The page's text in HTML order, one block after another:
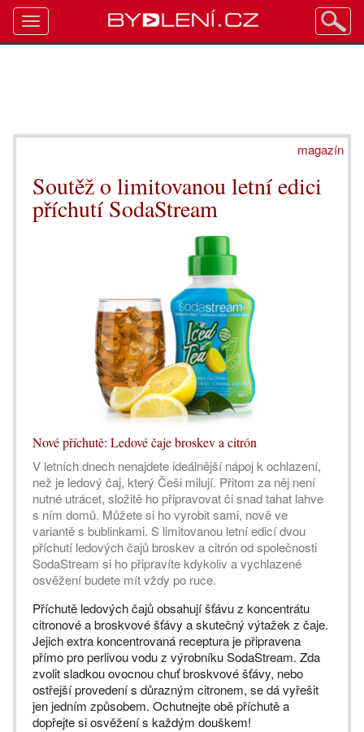
magazín
Soutěž o limitovanou letní edici
příchutí SodaStream
Nové příchutě: Ledové čaje broskev a citrón
V letních dnech nenajdete ideálnější nápoj k ochlazení,
než je ledový čaj, který Češi milují. Přitom za něj není
nutné utrácet, složitě ho připravovat či snad tahat lahve
s ním domů. Můžete si ho vyrobit sami, nově ve
variantě s bublinkami. S limitovanou letní edicí dvou
příchutí ledových čajů broskev a citrón od společnosti
SodaStream si ho připravíte kdykoliv a vychlazené
osvěžení budete mít vždy po ruce.
Příchutě ledových čajů obsahují šťávu z koncentrátu
citronové a broskvové šťávy a skutečný výtažek z čaje.
Jejich extra koncentrovaná receptura je připravena
přímo pro perlivou vodu z výrobníku SodaStream. Zda
zvolit sladkou ovocnou chuť broskvové šťávy, nebo
ostřejší provedení s důrazným citronem, se dá vyřešit
jen jedním způsobem. Ochutnejte obě příchutě a
dopřejte si osvěžení s každým douškem!
Toggle
navigation